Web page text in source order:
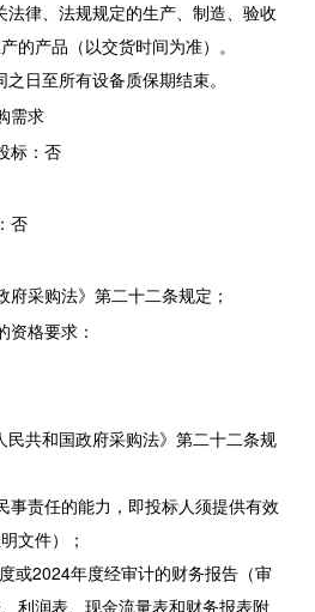
律、法规规定的生产、制造、验收
的产品（以交货时间为准）。
日至所有设备质保期结束。
需求
标：否
否
采购法》第二十二条规定；
格要求：
共和国政府采购法》第二十二条规
事责任的能力，即投标人须提供有效
文件）；
或2024年度经审计的财务报告（审
利润表、现金流量表和财务报表附